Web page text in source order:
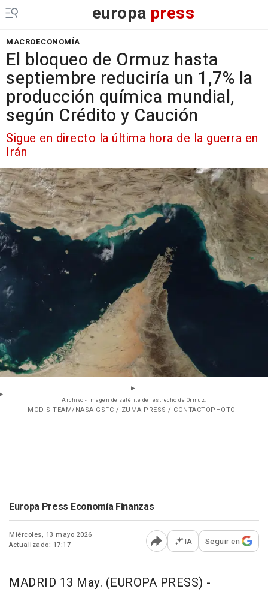
europa press
MACROECONOMÍA
El bloqueo de Ormuz hasta
septiembre reduciría un 1,7% la
producción química mundial,
según Crédito y Caución
Sigue en directo la última hora de la guerra en
Irán
Archivo - Imagen de satélite del estrecho de Ormuz.
- MODIS TEAM/NASA GSFC / ZUMA PRESS / CONTACTOPHOTO
Europa Press Economía Finanzas
Miércoles, 13 mayo 2026
Actualizado: 17:17
Abrir opciones para
IA Seguir en
MADRID 13 May. (EUROPA PRESS) -